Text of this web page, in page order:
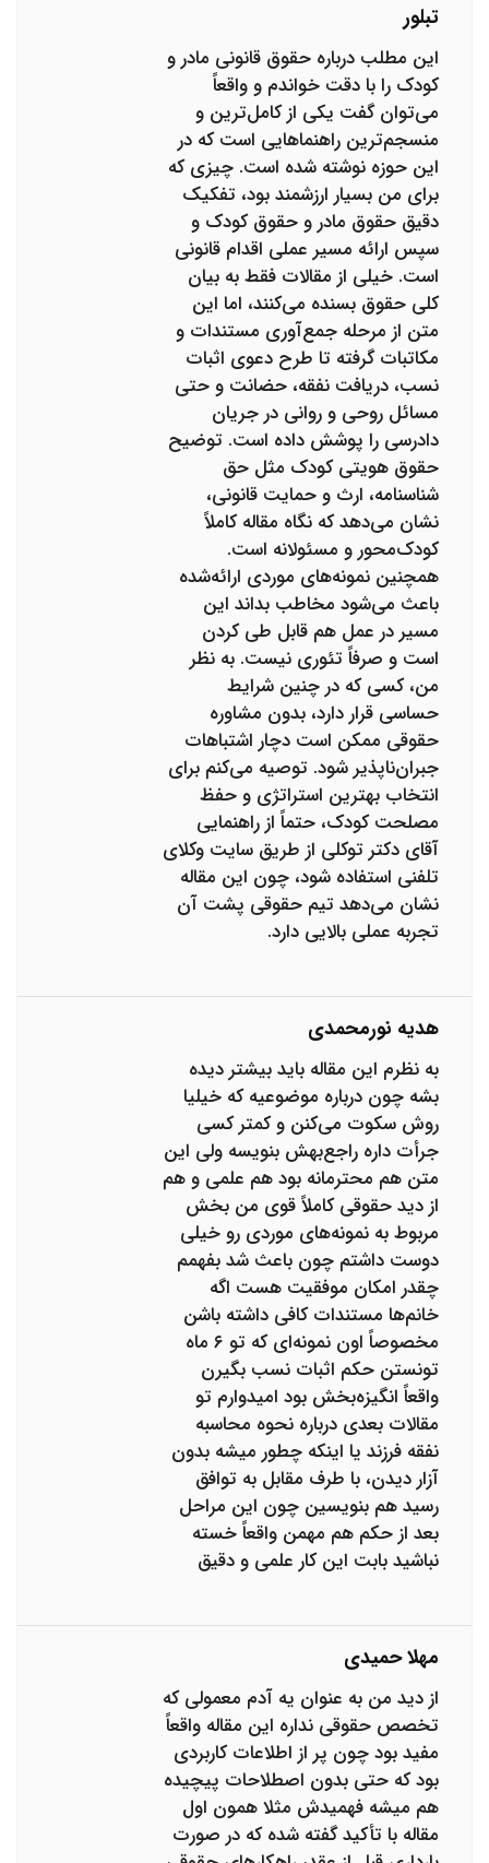
تبلور
این مطلب درباره حقوق قانونی مادر و
کودک را با دقت خواندم و واقعاً
می‌توان گفت یکی از کامل‌ترین و
منسجم‌ترین راهنماهایی است که در
این حوزه نوشته شده است. چیزی که
برای من بسیار ارزشمند بود، تفکیک
دقیق حقوق مادر و حقوق کودک و
سپس ارائه مسیر عملی اقدام قانونی
است. خیلی از مقالات فقط به بیان
کلی حقوق بسنده می‌کنند، اما این
متن از مرحله جمع‌آوری مستندات و
مکاتبات گرفته تا طرح دعوی اثبات
نسب، دریافت نفقه، حضانت و حتی
مسائل روحی و روانی در جریان
دادرسی را پوشش داده است. توضیح
حقوق هویتی کودک مثل حق
شناسنامه، ارث و حمایت قانونی،
نشان می‌دهد که نگاه مقاله کاملاً
کودک‌محور و مسئولانه است.
همچنین نمونه‌های موردی ارائه‌شده
باعث می‌شود مخاطب بداند این
مسیر در عمل هم قابل طی کردن
است و صرفاً تئوری نیست. به نظر
من، کسی که در چنین شرایط
حساسی قرار دارد، بدون مشاوره
حقوقی ممکن است دچار اشتباهات
جبران‌ناپذیر شود. توصیه می‌کنم برای
انتخاب بهترین استراتژی و حفظ
مصلحت کودک، حتماً از راهنمایی
آقای دکتر توکلی از طریق سایت وکلای
تلفنی استفاده شود، چون این مقاله
نشان می‌دهد تیم حقوقی پشت آن
تجربه عملی بالایی دارد.
هدیه نورمحمدی
به نظرم این مقاله باید بیشتر دیده
بشه چون درباره موضوعیه که خیلیا
روش سکوت می‌کنن و کمتر کسی
جرأت داره راجع‌بهش بنویسه ولی این
متن هم محترمانه بود هم علمی و هم
از دید حقوقی کاملاً قوی من بخش
مربوط به نمونه‌های موردی رو خیلی
دوست داشتم چون باعث شد بفهمم
چقدر امکان موفقیت هست اگه
خانم‌ها مستندات کافی داشته باشن
مخصوصاً اون نمونه‌ای که تو ۶ ماه
تونستن حکم اثبات نسب بگیرن
واقعاً انگیزه‌بخش بود امیدوارم تو
مقالات بعدی درباره نحوه محاسبه
نفقه فرزند یا اینکه چطور میشه بدون
آزار دیدن، با طرف مقابل به توافق
رسید هم بنویسین چون این مراحل
بعد از حکم هم مهمن واقعاً خسته
نباشید بابت این کار علمی و دقیق
مهلا حمیدی
از دید من به عنوان یه آدم معمولی که
تخصص حقوقی نداره این مقاله واقعاً
مفید بود چون پر از اطلاعات کاربردی
بود که حتی بدون اصطلاحات پیچیده
هم میشه فهمیدش مثلا همون اول
مقاله با تأکید گفته شده که در صورت